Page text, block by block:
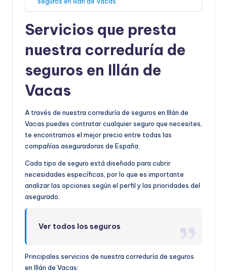
Servicios que presta
nuestra correduría de
seguros en Illán de
Vacas
A través de nuestra correduría de seguros en Illán de
Vacas puedes contratar cualquier seguro que necesites,
te encontramos el mejor precio entre todas las
compañías aseguradoras de España.
Cada tipo de seguro está diseñado para cubrir
necesidades específicas, por lo que es importante
analizar las opciones según el perfil y las prioridades del
asegurado.
Ver todos los seguros
Principales servicios de nuestra correduría de seguros
en Illán de Vacas: